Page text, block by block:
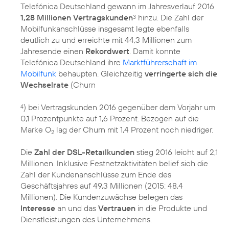
Telefónica Deutschland gewann im Jahresverlauf 2016
1,28 Millionen Vertragskunden3 hinzu. Die Zahl der
Mobilfunkanschlüsse insgesamt legte ebenfalls
deutlich zu und erreichte mit 44,3 Millionen zum
Jahresende einen Rekordwert . Damit konnte
Telefónica Deutschland ihre Marktführerschaft im
Mobilfunk behaupten. Gleichzeitig verringerte sich die
Wechselrate (Churn
4) bei Vertragskunden 2016 gegenüber dem Vorjahr um
0,1 Prozentpunkte auf 1,6 Prozent. Bezogen auf die
Marke O2 lag der Churn mit 1,4 Prozent noch niedriger.
Die Zahl der DSL-Retailkunden stieg 2016 leicht auf 2,1
Millionen. Inklusive Festnetzaktivitäten belief sich die
Zahl der Kundenanschlüsse zum Ende des
Geschäftsjahres auf 49,3 Millionen (2015: 48,4
Millionen). Die Kundenzuwächse belegen das
Interesse an und das Vertrauen in die Produkte und
Dienstleistungen des Unternehmens.